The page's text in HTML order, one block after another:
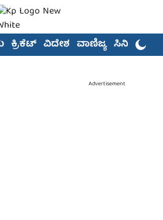
ಕ್ರಿಕೆಟ್ ವಿದೇಶ ವಾಣಿಜ್ಯ ಸಿನಿಮಾ
Advertisement